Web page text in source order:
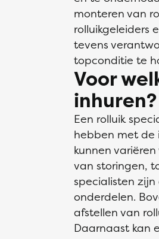
monteren van
rolluikgeleiders
tevens
topconditie te
Voor
inhuren?
Een rolluik
hebben met de
kunnen
van storingen,
specialisten
onderdelen.
afstellen van
Daarnaast kan